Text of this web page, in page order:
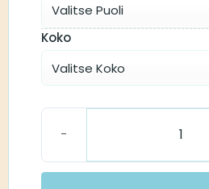
Koko
Thin tube II määrä